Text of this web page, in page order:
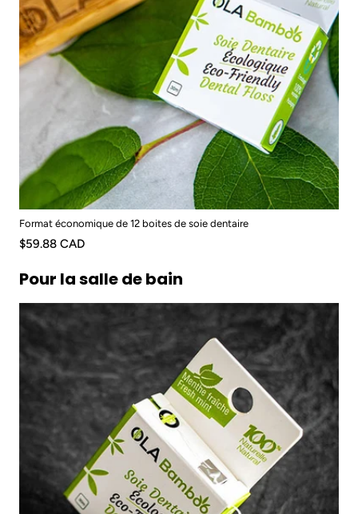
Format économique de 12 boites de soie dentaire
$59.88 CAD
Pour la salle de bain